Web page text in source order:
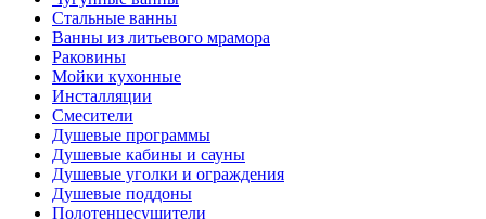
Стальные ванны
Ванны из литьевого мрамора
Раковины
Мойки кухонные
Инсталляции
Смесители
Душевые программы
Душевые кабины и сауны
Душевые уголки и ограждения
Душевые поддоны
Полотенцесушители